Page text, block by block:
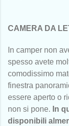
CAMERA DA
In camper non
spesso avete
comodissimo
finestra
essere aperto o
non si pone. In
disponibili